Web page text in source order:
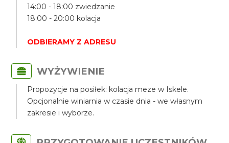
14:00 - 18:00 zwiedzanie
18:00 - 20:00 kolacja
ODBIERAMY Z ADRESU
WYŻYWIENIE
Propozycje na posiłek: kolacja meze w Iskele.
Opcjonalnie winiarnia w czasie dnia - we własnym
zakresie i wyborze.